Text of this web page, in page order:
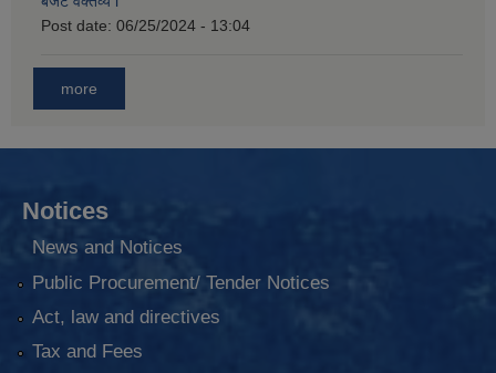
Post date: 06/25/2024 - 13:04
more
Notices
News and Notices
Public Procurement/ Tender Notices
Act, law and directives
Tax and Fees